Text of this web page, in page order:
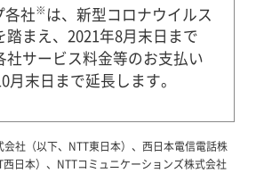
各社※ は、新型コロナウイルス
踏まえ、2021年8月末日まで
社サービス料金等のお支払い
月末日まで延長します。
社（以下、NTT東日本）、西日本電信電話株
日本）、NTTコミュニケーションズ株式会社